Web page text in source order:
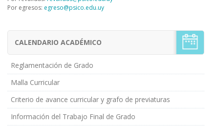
Por egresos: egreso@psico.edu.uy
Menú
Estudiantes
de
Grado
CALENDARIO ACADÉMICO
Reglamentación de Grado
Malla Curricular
Criterio de avance curricular y grafo de previaturas
Información del Trabajo Final de Grado